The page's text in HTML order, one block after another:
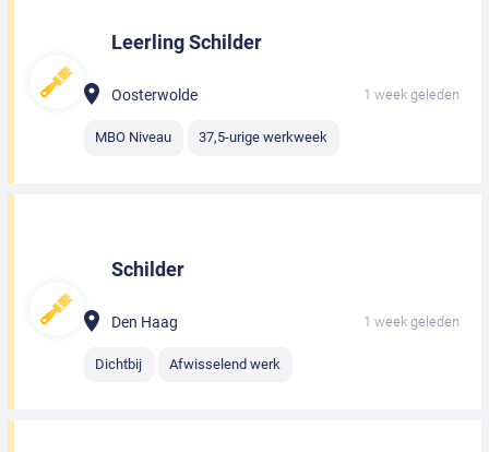
Leerling Schilder
Oosterwolde 1 week geleden
MBO Niveau 37,5-urige werkweek
Schilder
Den Haag 1 week geleden
Dichtbij Afwisselend werk